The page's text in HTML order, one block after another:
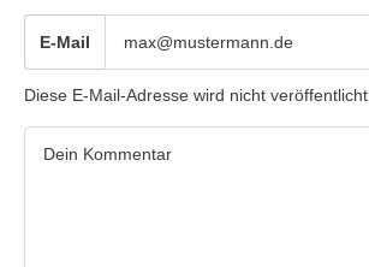
E-Mail
Diese E-Mail-Adresse wird nicht veröffentlicht